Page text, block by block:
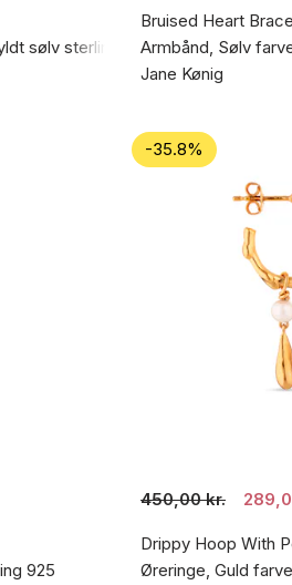
sølv sterling 925
Bruised Heart
Armbånd, Sølv
Jane Kønig
925
-35.8%
450,00 kr.
Drippy Hoop With
Øreringe, Guld